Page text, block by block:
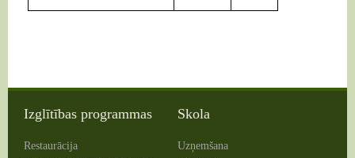
Izglītības programmas
Restaurācija
Skola
Uzņemšana